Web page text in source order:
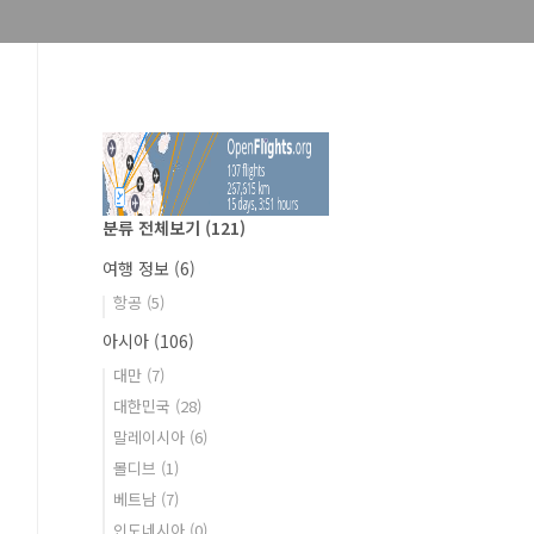
분류 전체보기 (121)
여행 정보 (6)
항공 (5)
아시아 (106)
대만 (7)
대한민국 (28)
말레이시아 (6)
몰디브 (1)
베트남 (7)